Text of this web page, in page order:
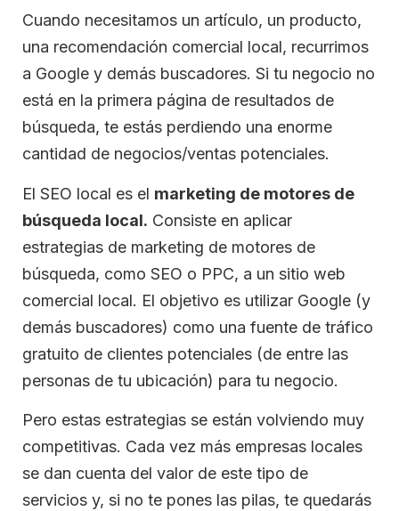
Cuando necesitamos un artículo, un producto,
una recomendación comercial local, recurrimos
a Google y demás buscadores. Si tu negocio no
está en la primera página de resultados de
búsqueda, te estás perdiendo una enorme
cantidad de negocios/ventas potenciales.
El SEO local es el marketing de motores de
búsqueda local. Consiste en aplicar
estrategias de marketing de motores de
búsqueda, como SEO o PPC, a un sitio web
comercial local. El objetivo es utilizar Google (y
demás buscadores) como una fuente de tráfico
gratuito de clientes potenciales (de entre las
personas de tu ubicación) para tu negocio.
Pero estas estrategias se están volviendo muy
competitivas. Cada vez más empresas locales
se dan cuenta del valor de este tipo de
servicios y, si no te pones las pilas, te quedarás